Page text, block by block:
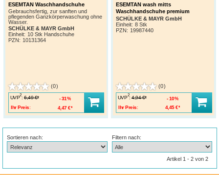
ESEMTAN Waschhandschuhe
Gebrauchsfertig, zur sanften und
pflegenden Ganzkörperwaschung ohne
Wasser.
SCHÜLKE & MAYR GmbH
Einheit: 10 Stk Handschuhe
PZN : 10131364
(0)
UVP
2
: 6,49 €*
Ihr Preis:
4,47 €*
31%
ESEMTAN wash mitts
Waschhandschuhe premium
SCHÜLKE & MAYR GmbH
Einheit: 8 Stk
PZN : 19987440
(0)
UVP
2
: 4,94 €*
Ihr Preis:
4,45 €*
10%
Sortieren nach: Filtern nach:
Artikel 1 - 2 von 2